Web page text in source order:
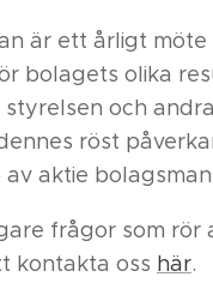
är ett årligt
bolagets olika
styrelsen och
röst
aktie
frågor som rör
kontakta oss här.